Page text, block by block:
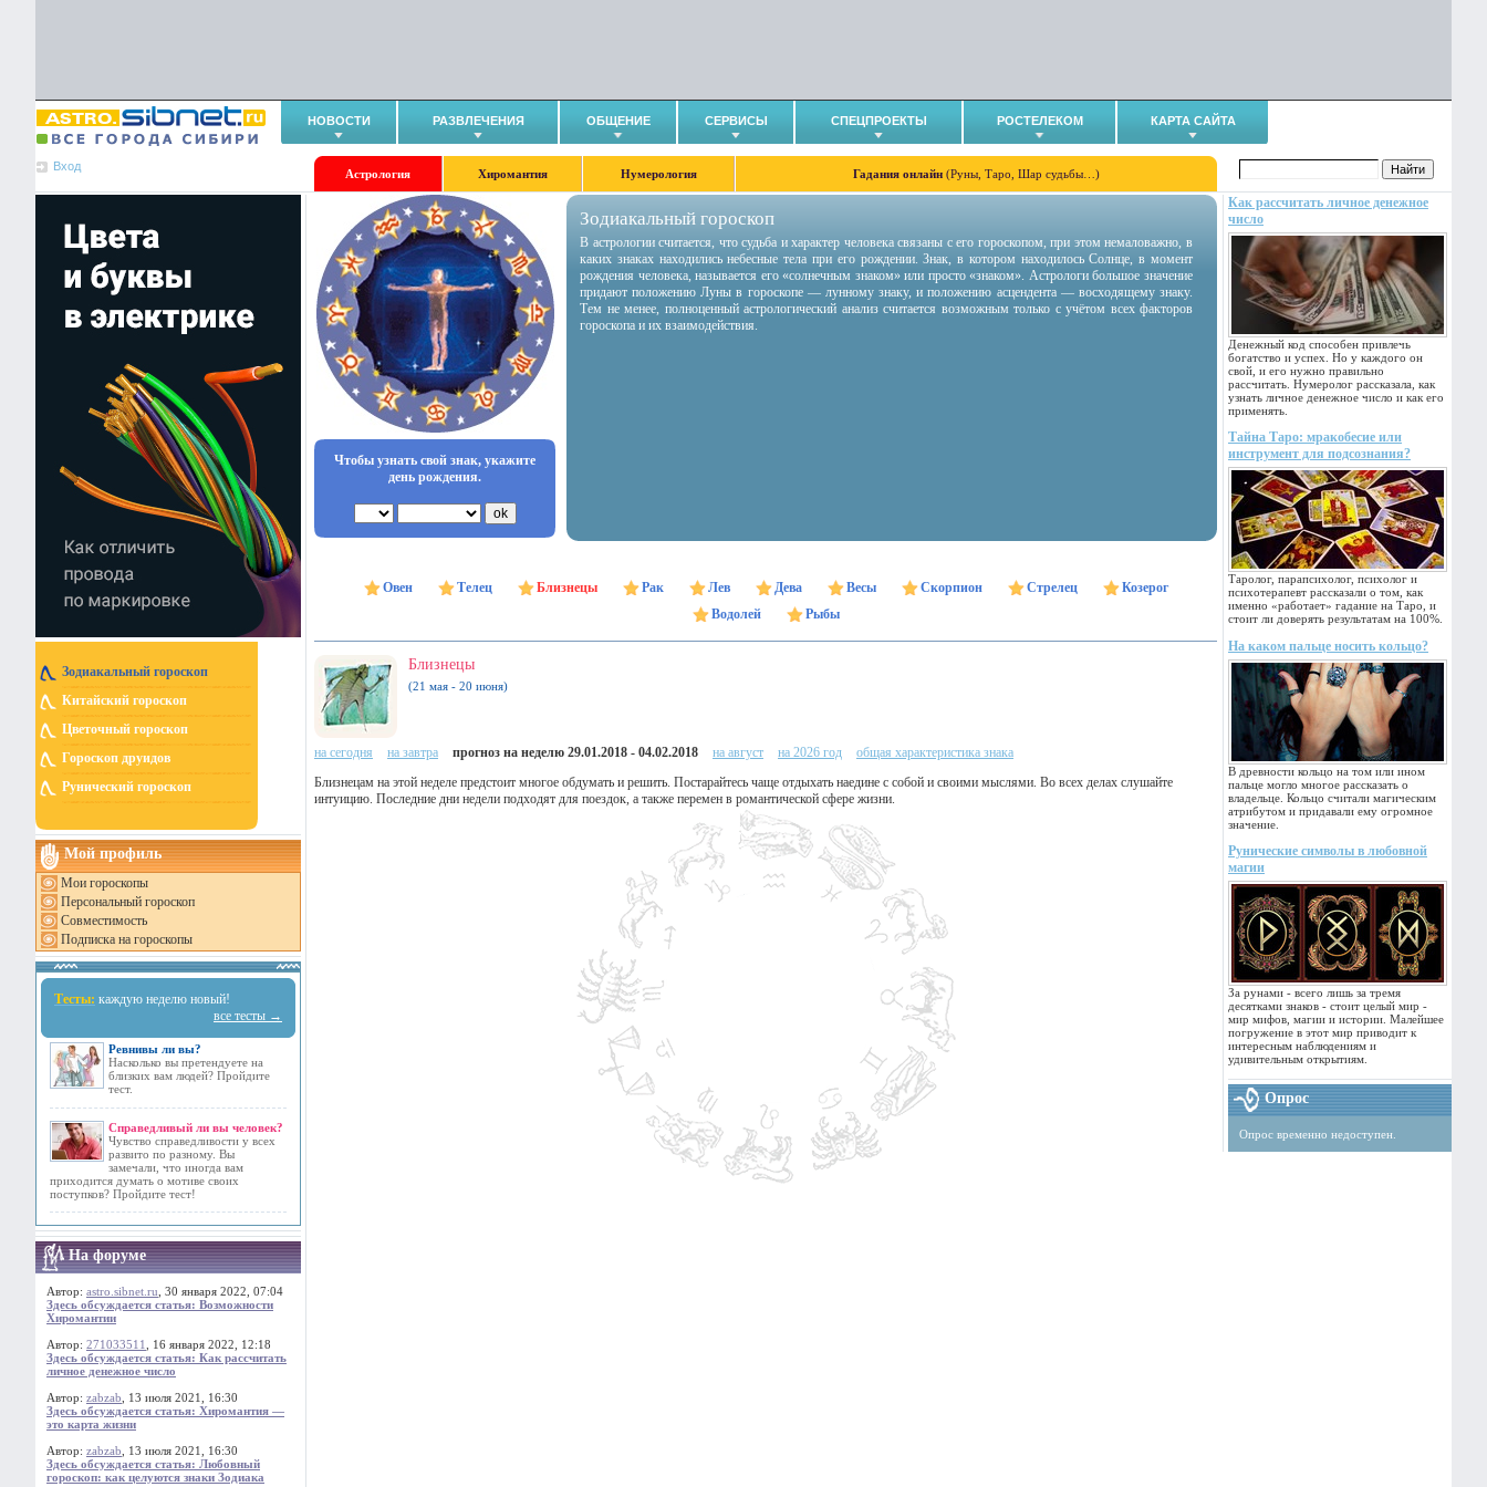
НОВОСТИ РАЗВЛЕЧЕНИЯ ОБЩЕНИЕ СЕРВИСЫ СПЕЦПРОЕКТЫ РОСТЕЛЕКОМ КАРТА САЙТА
Вход
Астрология Хиромантия Нумерология Гадания онлайн (Руны, Таро, Шар судьбы…)
Зодиакальный гороскоп
Китайский гороскоп
Цветочный гороскоп
Гороскоп друидов
Рунический гороскоп
Мой профиль
Мои гороскопы
Персональный гороскоп
Совместимость
Подписка на гороскопы
Тесты: каждую неделю новый!
все тесты →
Ревнивы ли вы?
Насколько вы претендуете на
близких вам людей? Пройдите
тест.
Справедливый ли вы человек?
Чувство справедливости у всех
развито по разному. Вы
замечали, что иногда вам
приходится думать о мотиве своих
поступков? Пройдите тест!
На форуме
Автор: astro.sibnet.ru , 30 января 2022, 07:04
Здесь обсуждается статья: Возможности
Хиромантии
Автор: 271033511
, 16 января 2022, 12:18
Здесь обсуждается статья: Как рассчитать
личное денежное число
Автор: zabzab , 13 июля 2021, 16:30
Здесь обсуждается статья: Хиромантия —
это карта жизни
Автор: zabzab , 13 июля 2021, 16:30
Здесь обсуждается статья: Любовный
гороскоп: как целуются знаки Зодиака
Как рассчитать личное денежное
число
Денежный код способен привлечь
богатство и успех. Но у каждого он
свой, и его нужно правильно
рассчитать. Нумеролог рассказала, как
узнать личное денежное число и как его
применять.
Тайна Таро: мракобесие или
инструмент для подсознания?
Таролог, парапсихолог, психолог и
психотерапевт рассказали о том, как
именно «работает» гадание на Таро, и
стоит ли доверять результатам на 100%.
На каком пальце носить кольцо?
В древности кольцо на том или ином
пальце могло многое рассказать о
владельце. Кольцо считали магическим
атрибутом и придавали ему огромное
значение.
Рунические символы в любовной
магии
За рунами - всего лишь за тремя
десятками знаков - стоит целый мир -
мир мифов, магии и истории. Малейшее
погружение в этот мир приводит к
интересным наблюдениям и
удивительным открытиям.
Опрос
Опрос временно недоступен.
Чтобы узнать свой знак, укажите
день рождения.
Зодиакальный гороскоп
В астрологии считается, что судьба и характер человека связаны с его гороскопом, при этом немаловажно, в
каких знаках находились небесные тела при его рождении. Знак, в котором находилось Солнце, в момент
рождения человека, называется его «солнечным знаком» или просто «знаком». Астрологи большое значение
придают положению Луны в гороскопе — лунному знаку, и положению асцендента — восходящему знаку.
Тем не менее, полноценный астрологический анализ считается возможным только с учётом всех факторов
гороскопа и их взаимодействия.
Овен Телец Близнецы Рак Лев Дева Весы Скорпион Стрелец
Козерог
Водолей
Рыбы
Близнецы
(21 мая - 20 июня)
на сегодня на завтра прогноз на неделю 29.01.2018 - 04.02.2018 на август на 2026 год
общая характеристика знака
Близнецам на этой неделе предстоит многое обдумать и решить. Постарайтесь чаще отдыхать наедине с собой и своими мыслями. Во всех делах слушайте
интуицию. Последние дни недели подходят для поездок, а также перемен в романтической сфере жизни.